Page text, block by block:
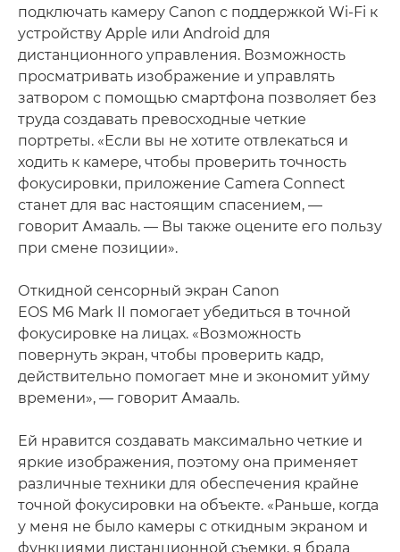
подключать камеру Canon с поддержкой Wi-Fi к
устройству Apple или Android для
дистанционного управления. Возможность
просматривать изображение и управлять
затвором с помощью смартфона позволяет без
труда создавать превосходные четкие
портреты. «Если вы не хотите отвлекаться и
ходить к камере, чтобы проверить точность
фокусировки, приложение Camera Connect
станет для вас настоящим спасением, —
говорит Амааль. — Вы также оцените его пользу
при смене позиции».
Откидной сенсорный экран Canon
EOS M6 Mark II помогает убедиться в точной
фокусировке на лицах. «Возможность
повернуть экран, чтобы проверить кадр,
действительно помогает мне и экономит уйму
времени», — говорит Амааль.
Ей нравится создавать максимально четкие и
яркие изображения, поэтому она применяет
различные техники для обеспечения крайне
точной фокусировки на объекте. «Раньше, когда
у меня не было камеры с откидным экраном и
функциями дистанционной съемки, я брала